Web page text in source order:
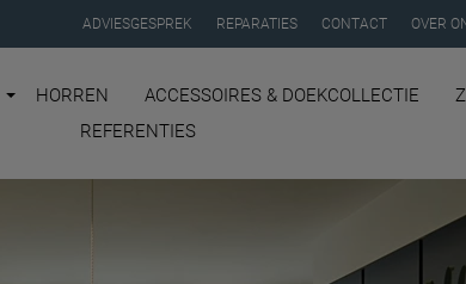
ADVIESGESPREK REPARATIES CONTACT OVER
HORREN ACCESSOIRES & DOEKCOLLECTIE
REFERENTIES